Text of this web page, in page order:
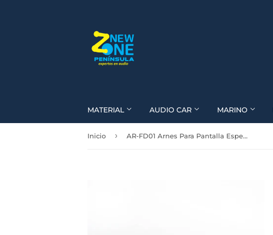
MATERIAL AUDIO CAR MARINO
Inicio › AR-FD01 Arnes Para Pantalla Especial HF-591FO9, HF-598FO9